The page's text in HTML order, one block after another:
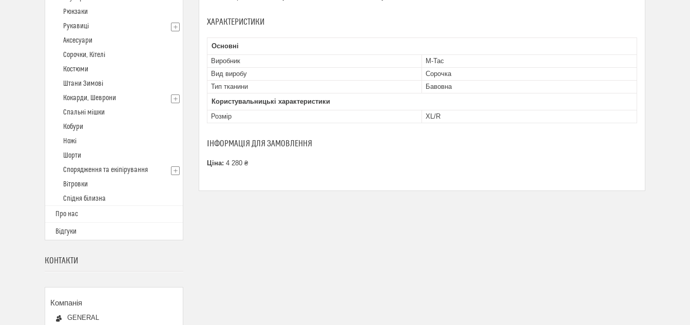
ХАРАКТЕРИСТИКИ
Основні
Виробник
M-Tac
Вид виробу
Сорочка
Тип тканини
Бавовна
Користувальницькі характеристики
Розмір
XL/R
ІНФОРМАЦІЯ ДЛЯ ЗАМОВЛЕННЯ
Ціна: 4 280 ₴
Рюкзаки
Рукавиці
Аксесуари
Сорочки, Кітелі
Костюми
Штани Зимові
Кокарди, Шеврони
Спальні мішки
Кобури
Ножі
Шорти
Спорядження та екіпірування
Вітровки
Спідня білизна
Про нас
Відгуки
КОНТАКТИ
GENERAL